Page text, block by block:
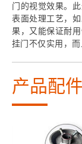
门的视觉效果。
表面处理工艺，
果，又能保证耐
挂门不仅实用，
产品配件